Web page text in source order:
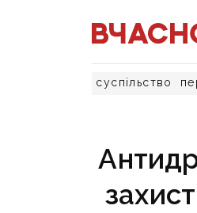
суспільство